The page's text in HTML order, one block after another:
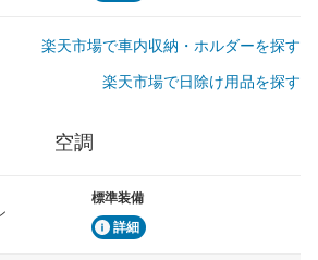
楽天市場で車内収納・ホルダーを探す
楽天市場で日除け用品を探す
空調
標準装備
詳細